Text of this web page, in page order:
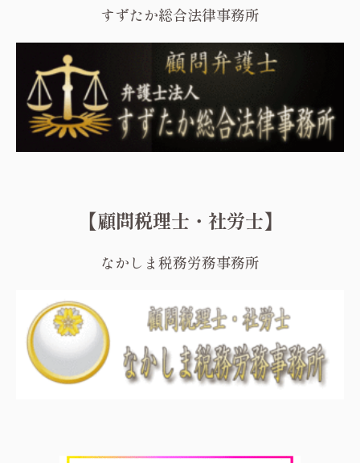
すずたか総合法律事務所
【顧問税理士・社労士】
なかしま税務労務事務所